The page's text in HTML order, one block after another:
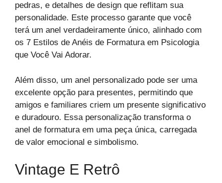
pedras, e detalhes de design que reflitam sua
personalidade. Este processo garante que você
terá um anel verdadeiramente único, alinhado com
os 7 Estilos de Anéis de Formatura em Psicologia
que Você Vai Adorar.
Além disso, um anel personalizado pode ser uma
excelente opção para presentes, permitindo que
amigos e familiares criem um presente significativo
e duradouro. Essa personalização transforma o
anel de formatura em uma peça única, carregada
de valor emocional e simbolismo.
Vintage E Retrô